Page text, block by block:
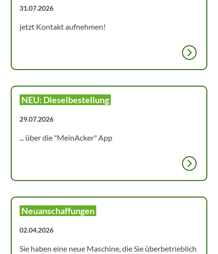
31.07.2026
jetzt Kontakt aufnehmen!
NEU: Dieselbestellung
29.07.2026
... über die "MeinAcker" App
Neuanschaffungen
02.04.2026
Sie haben eine neue Maschine, die Sie überbetrieblich